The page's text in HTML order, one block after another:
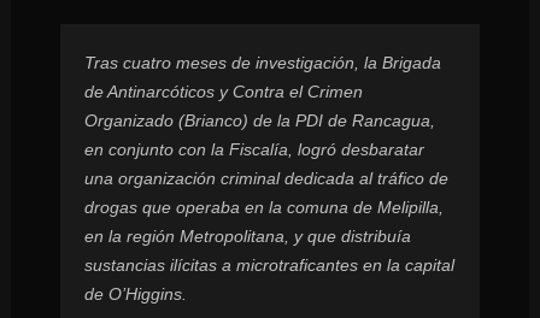
Tras cuatro meses de investigación, la Brigada
de Antinarcóticos y Contra el Crimen
Organizado (Brianco) de la PDI de Rancagua,
en conjunto con la Fiscalía, logró desbaratar
una organización criminal dedicada al tráfico de
drogas que operaba en la comuna de Melipilla,
en la región Metropolitana, y que distribuía
sustancias ilícitas a microtraficantes en la capital
de O’Higgins.